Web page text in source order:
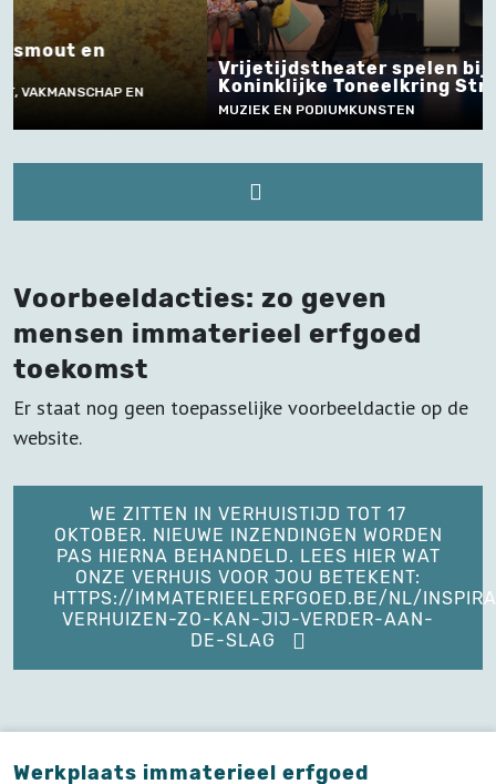
Vrijetijdstheater spelen bij
Koninklijke Toneelkring Streven
MUZIEK EN PODIUMKUNSTEN
De
Voorbeeldacties: zo geven
mensen immaterieel erfgoed
toekomst
Er staat nog geen toepasselijke voorbeeldactie op de
website.
WE ZITTEN IN VERHUISTIJD TOT 17
OKTOBER. NIEUWE INZENDINGEN WORDEN
PAS HIERNA BEHANDELD. LEES HIER WAT
ONZE VERHUIS VOOR JOU BETEKENT:
HTTPS://IMMATERIEELERFGOED.BE/NL/
VERHUIZEN-ZO-KAN-JIJ-VERDER-AAN-
DE-SLAG
Werkplaats immaterieel erfgoed